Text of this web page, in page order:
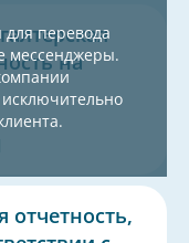
на
отчетность,
перевода
мессенджеры.